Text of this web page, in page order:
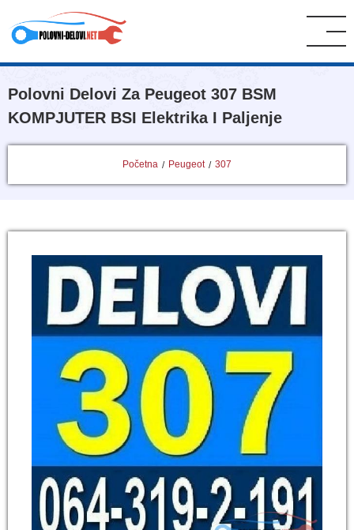
Polovni Delovi Za Peugeot 307 BSM
KOMPJUTER BSI Elektrika I Paljenje
Početna Peugeot 307